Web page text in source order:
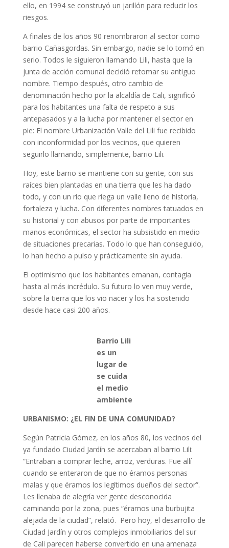
ello, en 1994 se construyó un jarillón para reducir los
riesgos.
A finales de los años 90 renombraron al sector como
barrio Cañasgordas. Sin embargo, nadie se lo tomó en
serio. Todos le siguieron llamando Lili, hasta que la
junta de acción comunal decidió retomar su antiguo
nombre. Tiempo después, otro cambio de
denominación hecho por la alcaldía de Cali, significó
para los habitantes una falta de respeto a sus
antepasados y a la lucha por mantener el sector en
pie: El nombre Urbanización Valle del Lili fue recibido
con inconformidad por los vecinos, que quieren
seguirlo llamando, simplemente, barrio Lili.
Hoy, este barrio se mantiene con su gente, con sus
raíces bien plantadas en una tierra que les ha dado
todo, y con un río que riega un valle lleno de historia,
fortaleza y lucha. Con diferentes nombres tatuados en
su historial y con abusos por parte de importantes
manos económicas, el sector ha subsistido en medio
de situaciones precarias. Todo lo que han conseguido,
lo han hecho a pulso y prácticamente sin ayuda.
El optimismo que los habitantes emanan, contagia
hasta al más incrédulo. Su futuro lo ven muy verde,
sobre la tierra que los vio nacer y los ha sostenido
desde hace casi 200 años.
Barrio Lili
es un
lugar de
se cuida
el medio
ambiente
URBANISMO: ¿EL FIN DE UNA COMUNIDAD?
Según Patricia Gómez, en los años 80, los vecinos del
ya fundado Ciudad Jardín se acercaban al barrio Lili:
“Entraban a comprar leche, arroz, verduras. Fue allí
cuando se enteraron de que no éramos personas
malas y que éramos los legítimos dueños del sector”.
Les llenaba de alegría ver gente desconocida
caminando por la zona, pues “éramos una burbujita
alejada de la ciudad”, relató. Pero hoy, el desarrollo de
Ciudad Jardín y otros complejos inmobiliarios del sur
de Cali parecen haberse convertido en una amenaza